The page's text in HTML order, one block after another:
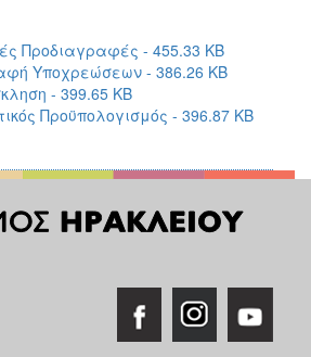
Προδιαγραφές - 455.33 KB
Υποχρεώσεων - 386.26 KB
- 399.65 KB
Προϋπολογισμός - 396.87 KB